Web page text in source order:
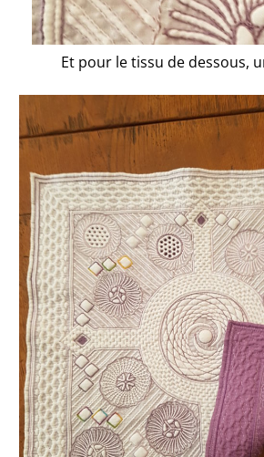
Et pour le tissu de dessous,